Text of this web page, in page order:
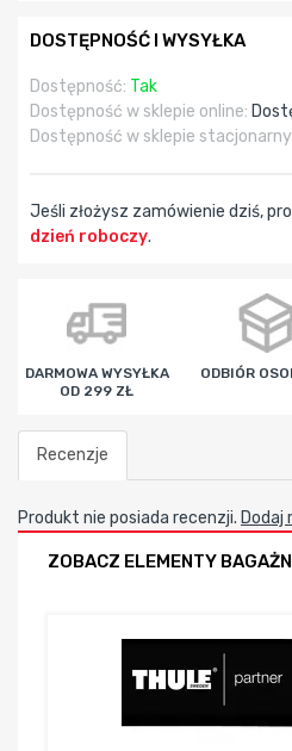
DOSTĘPNOŚĆ I WYSYŁKA
Dostępność: Tak
Dostępność w sklepie online:
Dostępność w sklepie
Jeśli złożysz zamówienie dziś,
dzień roboczy.
godz min
DARMOWA WYSYŁKA
OD 299 ZŁ
ODBIÓR
Recenzje
Produkt nie posiada recenzji. Dodaj
ZOBACZ ELEMENTY